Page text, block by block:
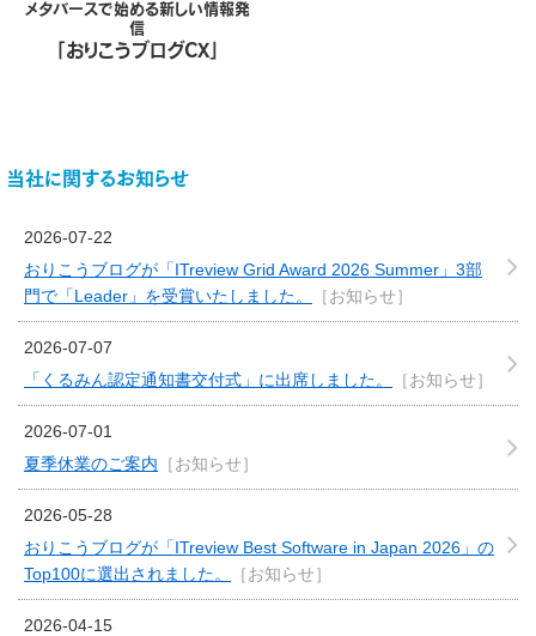
メタバースで始める新しい情報発
信
「おりこうブログCX」
当社に関するお知らせ
2026-07-22
おりこうブログが「ITreview Grid Award 2026 Summer」3部
門で「Leader」を受賞いたしました。
［お知らせ］
2026-07-07
「くるみん認定通知書交付式」に出席しました。
［お知らせ］
2026-07-01
夏季休業のご案内 ［お知らせ］
2026-05-28
おりこうブログが「ITreview Best Software in Japan 2026」の
Top100に選出されました。
［お知らせ］
2026-04-15